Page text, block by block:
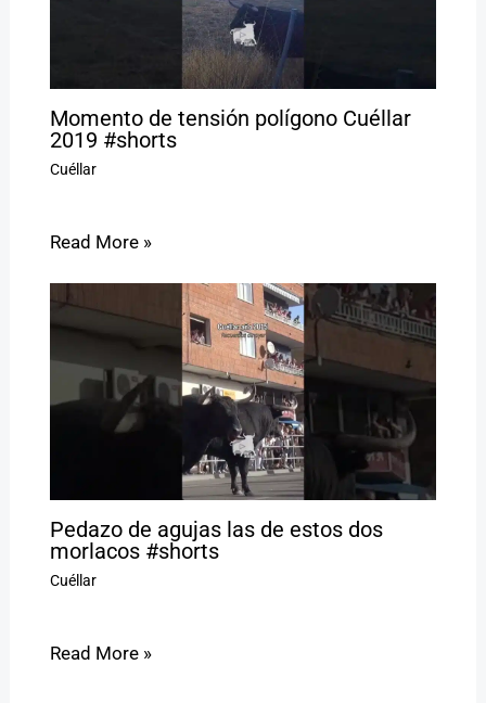
Momento de tensión polígono Cuéllar
2019 #shorts
Cuéllar
Read More »
Pedazo de agujas las de estos dos
morlacos #shorts
Cuéllar
Read More »